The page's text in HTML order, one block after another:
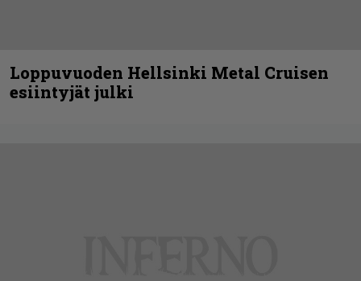
Loppuvuoden Hellsinki Metal Cruisen
esiintyjät julki